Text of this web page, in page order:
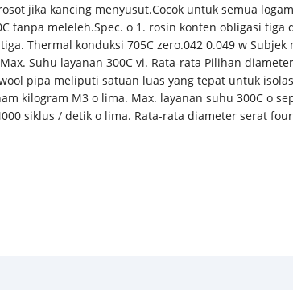
jika kancing menyusut.Cocok untuk semua
tanpa meleleh.Spec. o 1. rosin konten obligasi
Thermal konduksi 705C zero.042 0.049 w
Suhu layanan 300C vi. Rata-rata Pilihan
pipa meliputi satuan luas yang tepat untuk
kilogram M3 o lima. Max. layanan suhu 300C o
siklus / detik o lima. Rata-rata diameter serat